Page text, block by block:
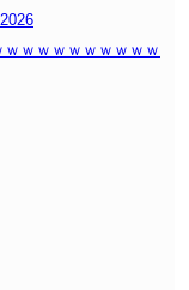
ｗｗｗｗｗｗｗｗｗ